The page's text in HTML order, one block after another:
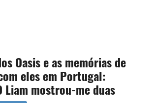
Oasis e as memórias de
eles em Portugal:
Liam mostrou-me duas